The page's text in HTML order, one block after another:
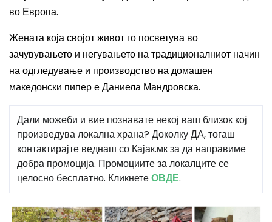
во Европа.
Жената која својот живот го посветува во
зачувувањето и негувањето на традиционалниот начин
на одгледување и производство на домашен
македонски пипер е Даниела Мандровска.
Дали можеби и вие познавате некој ваш близок кој
произведува локална храна? Доколку ДА, тогаш
контактирајте веднаш со Кајак.мк за да направиме
добра промоција. Промоциите за локалците се
целосно бесплатно. КликнетеОВДЕ.